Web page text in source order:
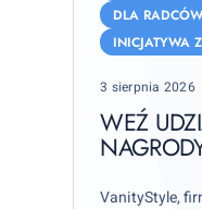
quizie
wygraj
nagrody!
DLA
INICJATYWA
Posted
3 sierpnia 2026
WEŹ
VanityStyle,